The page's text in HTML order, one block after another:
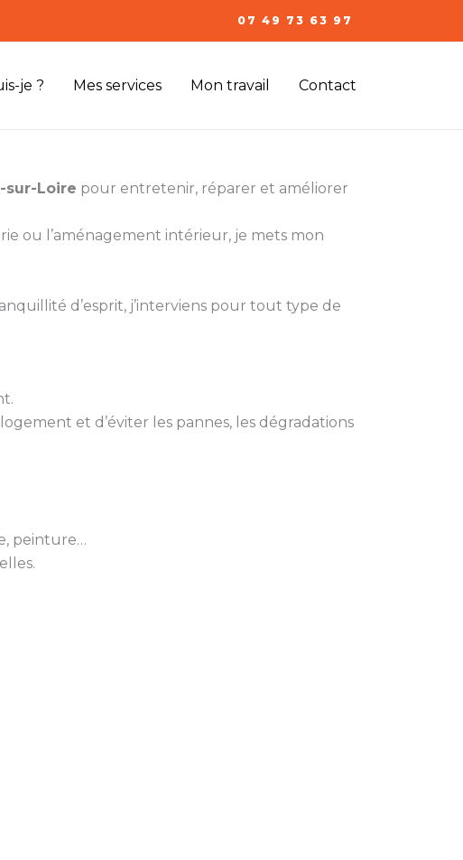
07 49 73 63 97
je ? Mes services Mon travail Contact
sur-Loire pour entretenir, réparer et améliorer
ou l’aménagement intérieur, je mets mon
d’esprit, j’interviens pour tout type de
et d’éviter les pannes, les dégradations
peinture…